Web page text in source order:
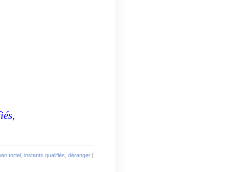
,
tortel instants qualifiés déranger |